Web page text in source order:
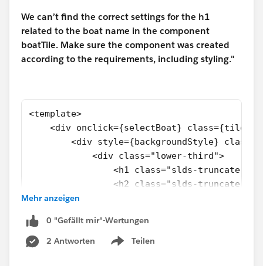
We can’t find the correct settings for the h1
related to the boat name in the component
boatTile. Make sure the component was created
according to the requirements, including styling."
<template>
<div onclick={selectBoat}
<div style={backgroundStyle}
            <div class="lower-third">
<h1 class="slds-truncate
<h2 class="slds-truncate
<div class="slds-text-
Price: <lightning-
currency-code="USD"
                </div>
Mehr anzeigen
0 "Gefällt mir"-Wertungen
2 Antworten
Teilen
Show menu